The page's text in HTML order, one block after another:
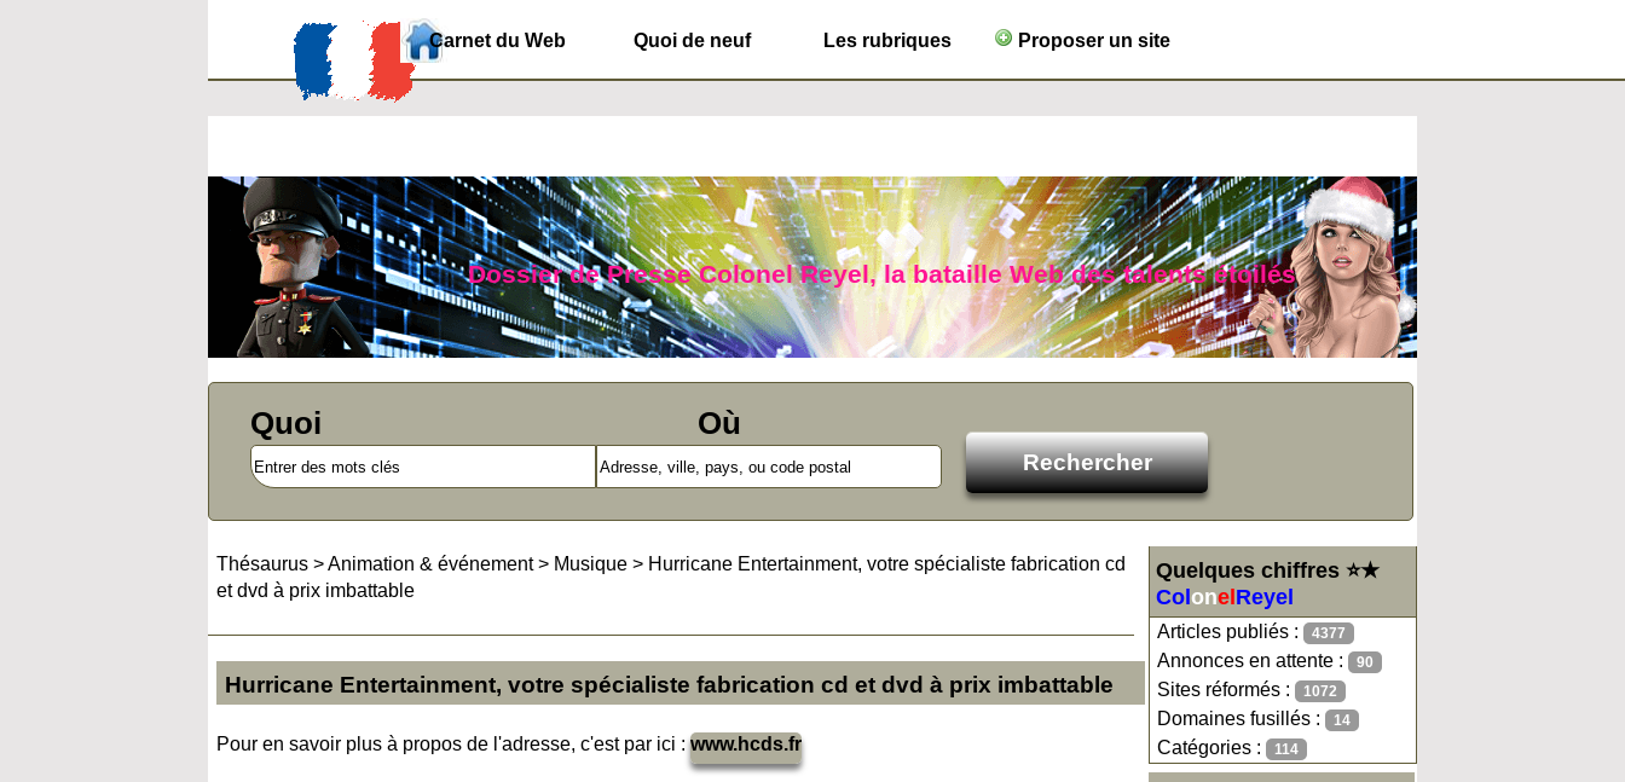
Carnet du Web Quoi de neuf Les rubriques Proposer un site
Dossier de Presse Colonel Reyel, la bataille Web des talents étoilés
Quoi Où
Quelques chiffres ⭐★
Col onel Reyel
Articles publiés : 4377
Annonces en attente : 90
Sites réformés : 1072
Domaines fusillés : 14
Catégories : 114
Thésaurus >Animation & événement> Musique > Hurricane Entertainment, votre spécialiste fabrication cd
et dvd à prix imbattable
Hurricane Entertainment, votre spécialiste fabrication cd et dvd à prix imbattable
Pour en savoir plus à propos de l'adresse, c'est par ici :www.hcds.fr